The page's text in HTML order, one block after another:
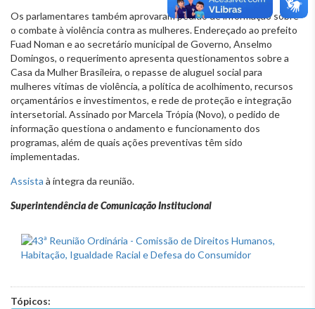
Os parlamentares também aprovaram pedido de informação sobre
o combate à violência contra as mulheres. Endereçado ao prefeito
Fuad Noman e ao secretário municipal de Governo, Anselmo
Domingos, o requerimento apresenta questionamentos sobre a
Casa da Mulher Brasileira, o repasse de aluguel social para
mulheres vítimas de violência, a política de acolhimento, recursos
orçamentários e investimentos, e rede de proteção e integração
intersetorial. Assinado por Marcela Trópia (Novo), o pedido de
informação questiona o andamento e funcionamento dos
programas, além de quais ações preventivas têm sido
implementadas.
Assista à íntegra da reunião.
Superintendência de Comunicação Institucional
Tópicos: